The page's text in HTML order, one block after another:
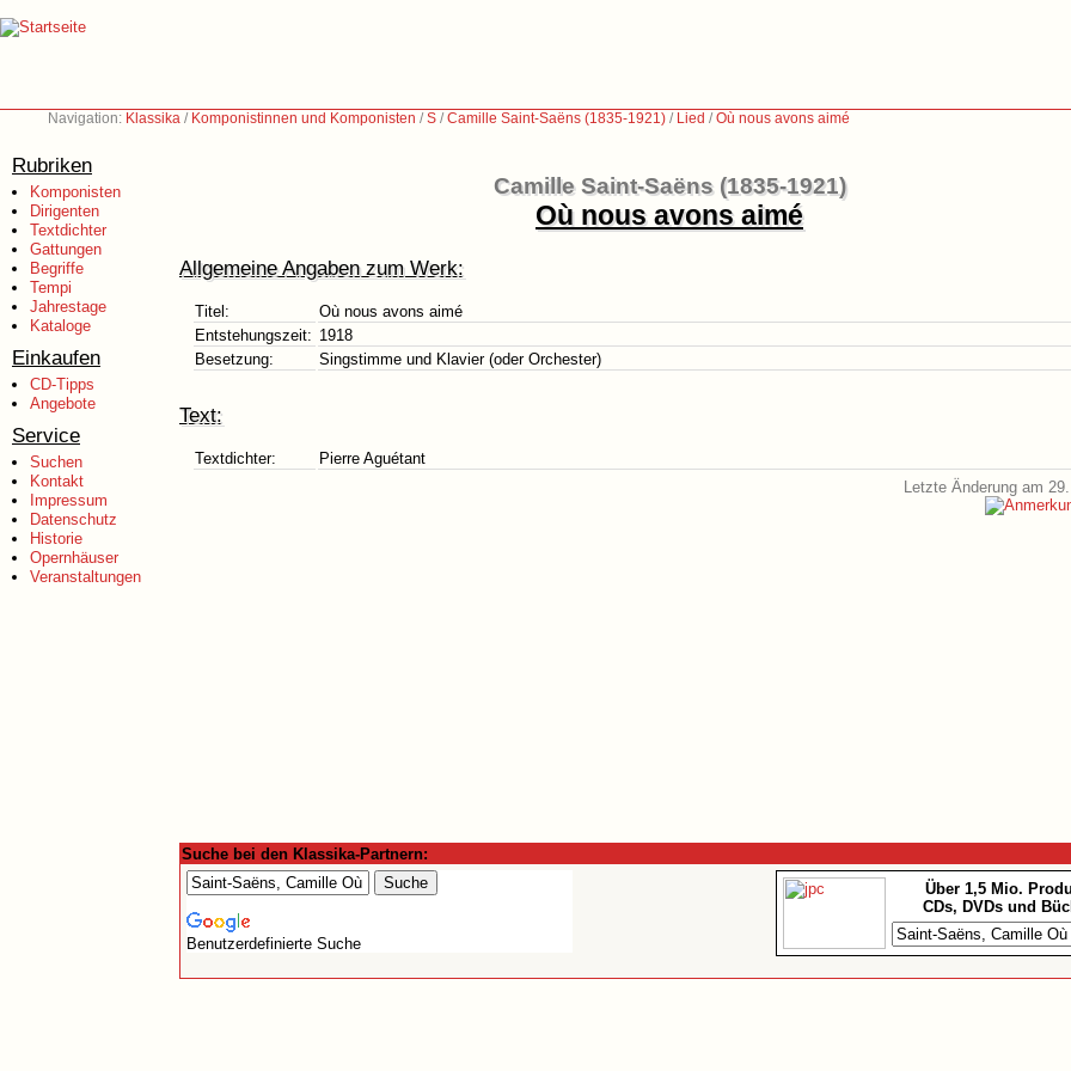
Navigation: Klassika / Komponistinnen und Komponisten /S /Camille Saint-Saëns (1835-1921) / Lied /Où nous avons aimé
Rubriken
Komponisten
Dirigenten
Textdichter
Gattungen
Begriffe
Tempi
Jahrestage
Kataloge
Einkaufen
CD-Tipps
Angebote
Service
Suchen
Kontakt
Impressum
Datenschutz
Historie
Opernhäuser
Veranstaltungen
Camille Saint-Saëns (1835-1921)
Où nous avons aimé
Allgemeine Angaben zum Werk:
Titel:
Où nous avons aimé
Entstehungszeit: 1918
Besetzung:
Singstimme und Klavier (oder Orchester)
Text:
Textdichter:
Pierre Aguétant
Letzte Änderung am
Suche bei den Klassika-Partnern:
Benutzerdefinierte Suche
Über 1,5 Mio.
CDs, DVDs und